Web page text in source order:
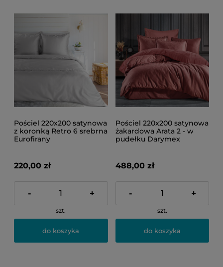
Pościel 220x200 satynowa
z koronką Retro 6 srebrna
Eurofirany
220,00 zł
- +
szt.
do koszyka
Pościel 220x200 satynowa
żakardowa Arata 2 - w
pudełku Darymex
488,00 zł
- +
szt.
do koszyka